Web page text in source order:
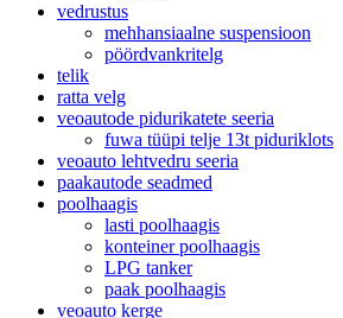
vedrustus
mehhansiaalne suspensioon
pöördvankritelg
telik
ratta velg
veoautode pidurikatete seeria
fuwa tüüpi telje 13t piduriklots
veoauto lehtvedru seeria
paakautode seadmed
poolhaagis
lasti poolhaagis
konteiner poolhaagis
LPG tanker
paak poolhaagis
veoauto kerge